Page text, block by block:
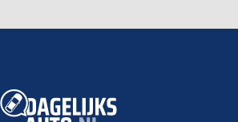
een reactie toe